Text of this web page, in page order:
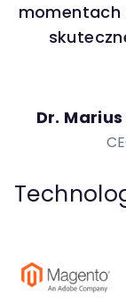
momentach
Dr.